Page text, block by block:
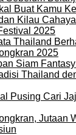
Buat Kamu
Kilau
2025
Thailand
2025
Siam
Thailand
Pusing Cari
Jutaan